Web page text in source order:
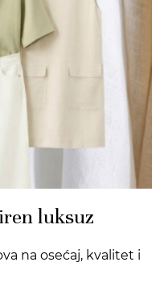
luksuz
na osećaj, kvalitet i